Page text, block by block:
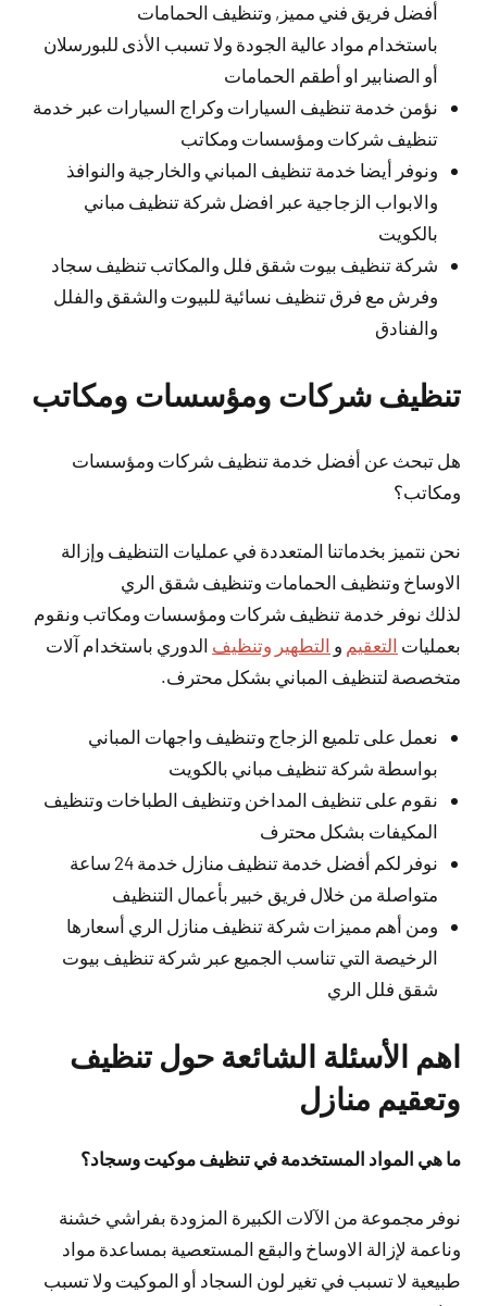
أفضل فريق فني مميز, وتنظيف الحمامات
باستخدام مواد عالية الجودة ولا تسبب الأذى للبورسلان
أو الصنابير او أطقم الحمامات
نؤمن خدمة تنظيف السيارات وكراج السيارات عبر خدمة
تنظيف شركات ومؤسسات ومكاتب
ونوفر أيضا خدمة تنظيف المباني والخارجية والنوافذ
والابواب الزجاجية عبر افضل شركة تنظيف مباني
بالكويت
شركة تنظيف بيوت شقق فلل والمكاتب تنظيف سجاد
وفرش مع فرق تنظيف نسائية للبيوت والشقق والفلل
والفنادق
تنظيف شركات ومؤسسات ومكاتب
هل تبحث عن أفضل خدمة تنظيف شركات ومؤسسات
ومكاتب؟
نحن نتميز بخدماتنا المتعددة في عمليات التنظيف وإزالة
الاوساخ وتنظيف الحمامات وتنظيف شقق الري
لذلك نوفر خدمة تنظيف شركات ومؤسسات ومكاتب ونقوم
بعمليات التعقيم و التطهير وتنظيف الدوري باستخدام آلات
متخصصة لتنظيف المباني بشكل محترف.
نعمل على تلميع الزجاج وتنظيف واجهات المباني
بواسطة شركة تنظيف مباني بالكويت
نقوم على تنظيف المداخن وتنظيف الطباخات وتنظيف
المكيفات بشكل محترف
نوفر لكم أفضل خدمة تنظيف منازل خدمة 24 ساعة
متواصلة من خلال فريق خبير بأعمال التنظيف
ومن أهم مميزات شركة تنظيف منازل الري أسعارها
الرخيصة التي تناسب الجميع عبر شركة تنظيف بيوت
شقق فلل الري
اهم الأسئلة الشائعة حول تنظيف
وتعقيم منازل
ما هي المواد المستخدمة في تنظيف موكيت وسجاد؟
نوفر مجموعة من الآلات الكبيرة المزودة بفراشي خشنة
وناعمة لإزالة الاوساخ والبقع المستعصية بمساعدة مواد
طبيعية لا تسبب في تغير لون السجاد أو الموكيت ولا تسبب